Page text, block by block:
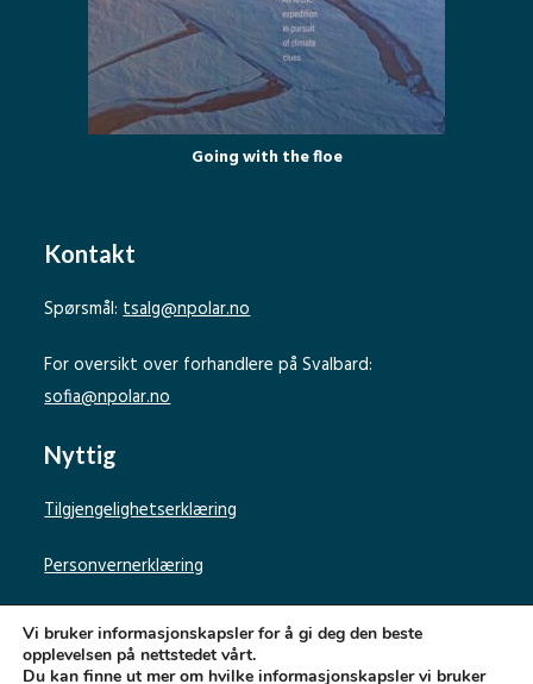
Going with the floe
Kontakt
Spørsmål:tsalg@npolar.no
For oversikt over forhandlere på Svalbard:
sofia@npolar.no
Nyttig
Tilgjengelighetserklæring
Personvernerklæring
Vi bruker informasjonskapsler for å gi deg den beste
opplevelsen på nettstedet vårt.
Du kan finne ut mer om hvilke informasjonskapsler vi bruker